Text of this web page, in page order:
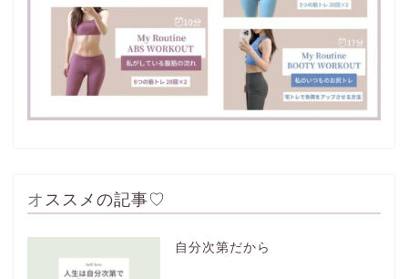
オススメの記事♡
自分次第だから